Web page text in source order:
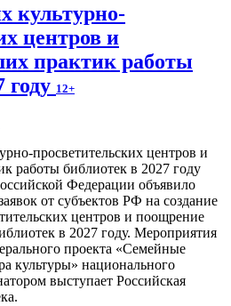
культурно-
центров и
практик работы
году 12+
Федерации объявило
от субъектов РФ на создание
центров и поощрение
в 2027 году. Мероприятия
проекта «Семейные
культуры» национального
выступает Российская